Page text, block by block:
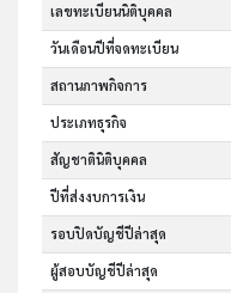
เลขทะเบียนนิติบุคคล
วันเดือนปีที่จดทะเบียน
สถานภาพกิจการ
ประเภทธุรกิจ
สัญชาตินิติบุคคล
ปีที่ส่งงบการเงิน
รอบปิดบัญชีปีล่าสุด
ผู้สอบบัญชีปีล่าสุด